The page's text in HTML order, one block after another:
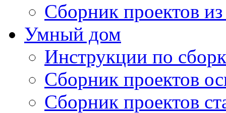
Сборник проектов
Умный дом
Инструкции по
Сборник проектов
Сборник проектов